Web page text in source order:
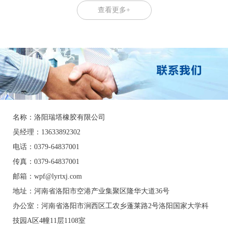
查看更多+
名称：洛阳瑞塔橡胶有限公司
吴经理：13633892302
电话：0379-64837001
传真：0379-64837001
邮箱：wpf@lyrtxj.com
地址：河南省洛阳市空港产业集聚区隆华大道36号
办公室： 河南省洛阳市涧西区工农乡蓬莱路2号洛阳国家大学科
技园A区4幢11层1108室